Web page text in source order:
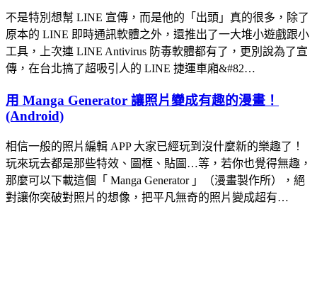
不是特別想幫 LINE 宣傳，而是他的「出頭」真的很多，除了
原本的 LINE 即時通訊軟體之外，還推出了一大堆小遊戲跟小
工具，上次連 LINE Antivirus 防毒軟體都有了，更別說為了宣
傳，在台北搞了超吸引人的 LINE 捷運車廂&#82…
用 Manga Generator 讓照片變成有趣的漫畫！
(Android)
相信一般的照片編輯 APP 大家已經玩到沒什麼新的樂趣了！
玩來玩去都是那些特效、圖框、貼圖…等，若你也覺得無趣，
那麼可以下載這個「 Manga Generator 」（漫畫製作所），絕
對讓你突破對照片的想像，把平凡無奇的照片變成超有…